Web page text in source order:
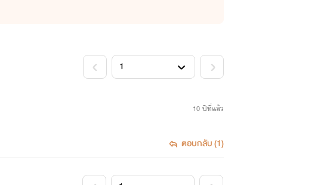
10 ปีที่แล้ว
ตอบกลับ (1)